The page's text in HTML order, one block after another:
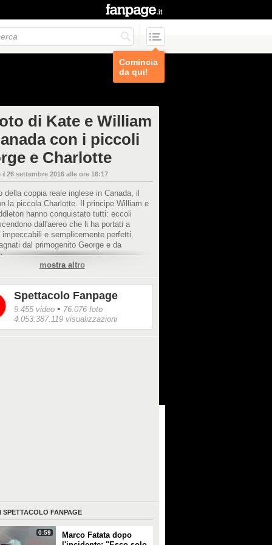
Comincia
da qui!
di Kate e William
con i piccoli
e Charlotte
il 26 settembre 2016 alle ore 16:17
della coppia reale inglese in Canada, il
la piccola Charlotte. Il principe William e
hanno conquistato tutti: eccoli
dall'aereo che li ha portati a
e semplicemente perfetti,
dal primogenito George e da
mostra altro
Spettacolo Fanpage
9.455 video • 76.076 foto
4.053.387.119 visualizzazioni
SPETTACOLO FANPAGE
0:59
Marco Fatata dopo